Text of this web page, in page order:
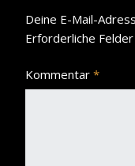
Deine E-Mail-
Erforderliche
Kommentar *